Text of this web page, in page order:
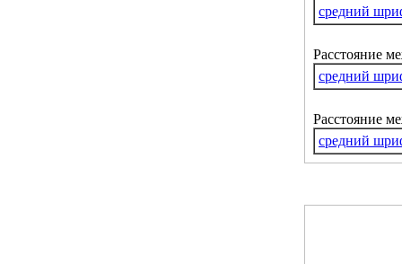
средний
Расстояние
средний
Расстояние
средний